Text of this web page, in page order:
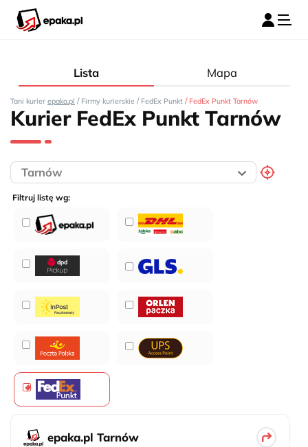
Lista Mapa
Tani kurier epaka.pl / Firmy kurierskie / FedEx Punkt / FedEx Punkt Tarnów
Kurier FedEx Punkt Tarnów
Filtruj listę wg:
epaka.pl Tarnów